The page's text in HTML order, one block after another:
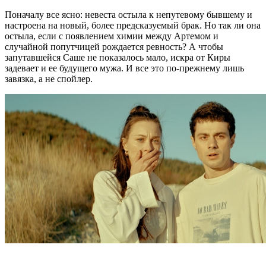
Поначалу все ясно: невеста остыла к непутевому бывшему и
настроена на новый, более предсказуемый брак. Но так ли она
остыла, если с появлением химии между Артемом и
случайной попутчицей рождается ревность? А чтобы
запутавшейся Саше не показалось мало, искра от Киры
задевает и ее будущего мужа. И все это по-прежнему лишь
завязка, а не спойлер.